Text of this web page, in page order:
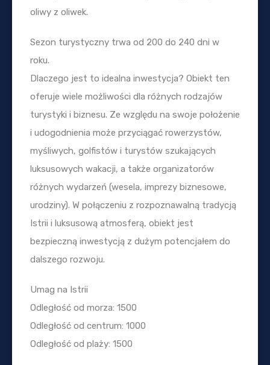
oliwy z oliwek.
Sezon turystyczny trwa od 200 do 240 dni w
roku.
Dlaczego jest to idealna inwestycja? Obiekt ten
oferuje wiele możliwości dla różnych rodzajów
turystyki i biznesu. Ze względu na swoje położenie
i udogodnienia może przyciągać rowerzystów,
myśliwych, golfistów i turystów szukających
luksusowych wakacji, a także organizatorów
różnych wydarzeń (wesela, imprezy biznesowe,
urodziny). W połączeniu z rozpoznawalną tradycją
Istrii i luksusową atmosferą, obiekt jest
bezpieczną inwestycją z dużym potencjałem do
dalszego rozwoju.
Umag na Istrii
Odległość od morza: 1500
Odległość od centrum: 1000
Odległość od plaży: 1500